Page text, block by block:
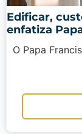
Edificar,
enfatiza
O Papa